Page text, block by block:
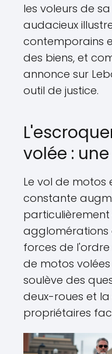
les voleurs de
audacieux
contemporains
des biens, et
annonce sur
outil de justice.
volée :
Le vol de motos
constante
agglomérations
forces de
de motos
soulève des
deux-roues et
propriétaires